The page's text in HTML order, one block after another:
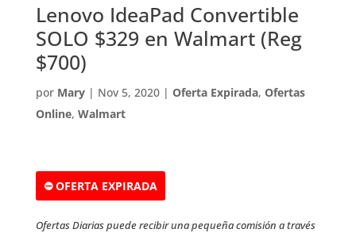
Lenovo IdeaPad Convertible
SOLO $329 en Walmart (Reg
$700)
por Mary| Nov 5, 2020| Oferta Expirada, Ofertas
Online, Walmart
⛔ OFERTA EXPIRADA
Ofertas Diarias puede recibir una pequeña comisión a través